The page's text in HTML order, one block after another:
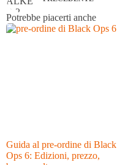
Potrebbe piacerti anche
Guida al pre-ordine di Black
Ops 6: Edizioni, prezzo,